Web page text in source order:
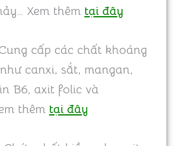
Xem thêm tại đây
cấp các chất khoáng
canxi, sắt, mangan,
B6, axit folic và
thêm tại đây